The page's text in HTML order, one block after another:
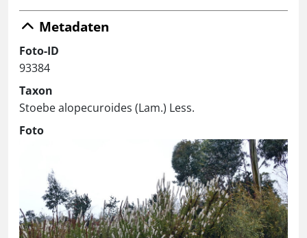
Metadaten
Foto-ID
93384
Taxon
Stoebe alopecuroides (Lam.) Less.
Foto